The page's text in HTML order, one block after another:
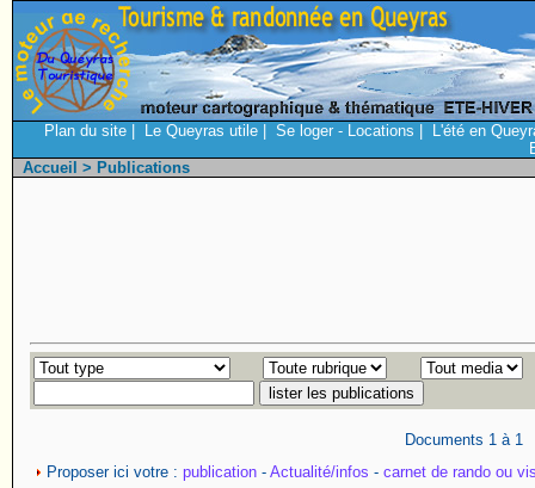
Plan du site Le Queyras utile Se loger - Locations
L'été en
Accueil > Publications
Documents 1 à 1
Proposer ici votre : publication - Actualité/infos - carnet de rando ou